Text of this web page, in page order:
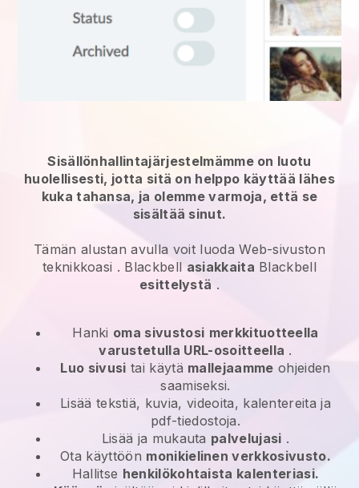
Sisällönhallintajärjestelmämme on luotu
huolellisesti, jotta sitä on helppo käyttää lähes
kuka tahansa, ja olemme varmoja, että se
sisältää sinut.
Tämän alustan avulla voit luoda Web-sivuston
teknikkoasi . Blackbell asiakkaita Blackbell
esittelystä .
Hanki oma sivustosi merkkituotteella
varustetulla URL-osoitteella .
Luo sivusi tai käytä mallejaamme ohjeiden
saamiseksi.
Lisää tekstiä, kuvia, videoita, kalentereita ja
pdf-tiedostoja.
Lisää ja mukauta palvelujasi .
Ota käyttöön monikielinen verkkosivusto.
Hallitse henkilökohtaista kalenteriasi.